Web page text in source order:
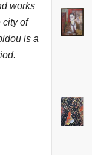
works
city of
is a